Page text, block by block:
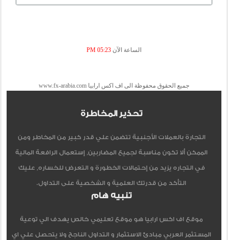
الساعة الآن 05:23 PM
جميع الحقوق محفوظة الى اف اكس ارابيا www.fx-arabia.com
تحذير المخاطرة
التجارة بالعملات الأجنبية تتضمن علي قدر كبير من المخاطر ومن
الممكن ألا تكون مناسبة لجميع المضاربين, إستعمال الرافعة المالية
في التجاره يزيد من إحتمالات الخطورة و التعرض للخساره, عليك
التأكد من قدرتك العلمية و الشخصية على التداول.
تنبيه هام
موقع اف اكس ارابيا هو موقع تعليمي خالص يهدف الي توعية
المستثمر العربي مبادئ الاستثمار و التداول الناجح ولا يتحصل علي اي